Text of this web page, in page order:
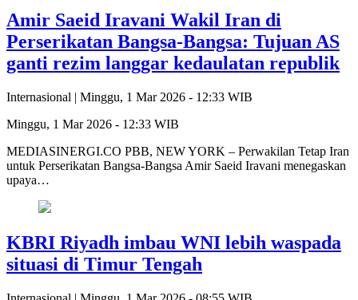
Amir Saeid Iravani Wakil Iran di
Perserikatan Bangsa-Bangsa: Tujuan AS
ganti rezim langgar kedaulatan republik
Internasional | Minggu, 1 Mar 2026 - 12:33 WIB
Minggu, 1 Mar 2026 - 12:33 WIB
MEDIASINERGI.CO PBB, NEW YORK – Perwakilan Tetap Iran
untuk Perserikatan Bangsa-Bangsa Amir Saeid Iravani menegaskan
upaya…
KBRI Riyadh imbau WNI lebih waspada
situasi di Timur Tengah